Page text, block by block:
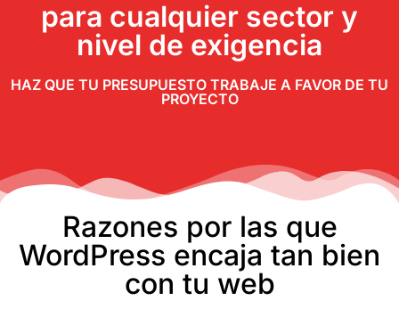
para cualquier sector y
nivel de exigencia
HAZ QUE TU PRESUPUESTO TRABAJE A FAVOR DE TU
PROYECTO
Razones por las que
WordPress encaja tan bien
con tu web